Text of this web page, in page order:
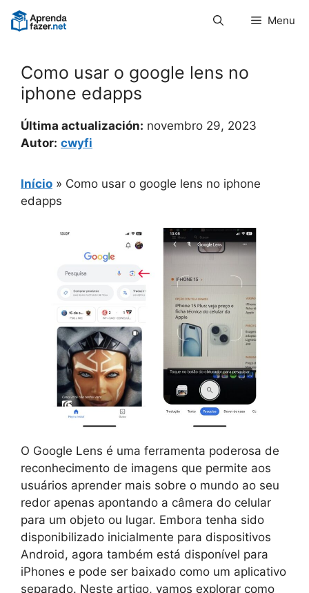
Pular
para
Menu
Como usar o google lens no
iphone edapps
Última actualización: novembro 29, 2023
Autor: cwyfi
Início » Como usar o google lens no iphone
edapps
O Google Lens é uma ferramenta poderosa de
reconhecimento de imagens que permite aos
usuários aprender mais sobre o mundo ao seu
redor apenas apontando a câmera do celular
para um objeto ou lugar. Embora tenha sido
disponibilizado inicialmente para dispositivos
Android, agora também está disponível para
iPhones e pode ser baixado como um aplicativo
separado. Neste artigo, vamos explorar como